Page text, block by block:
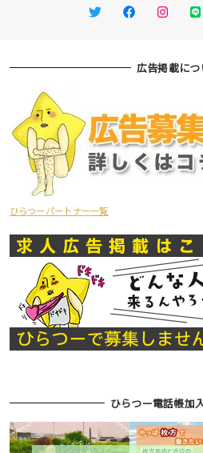
TwitterFacebook
広告掲載につ
ひらつーパートナー一覧
ひらつー電話帳加